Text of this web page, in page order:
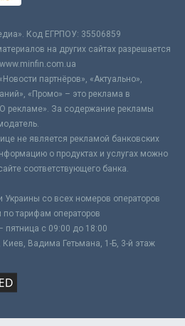
Код ЕГРПОУ: 35506859
на других сайтах разрешается
партнёров», «Актуально»,
«Промо» – это реклама в
рекламе». За содержание рекламы
не является рекламой банковских
о продуктах и услугах можно
соответствующего банка.
Украины со всех номеров операторов
тарифам операторов
пятница с 09:00 до 18:00
Вадима Гетьмана, 1-Б, 3-й этаж